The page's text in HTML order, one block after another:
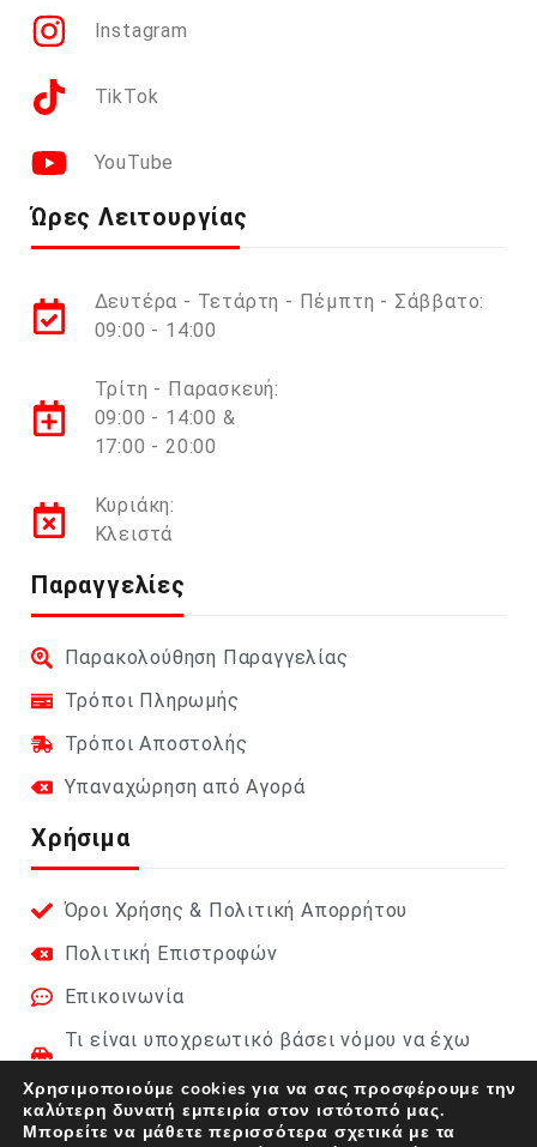
Instagram
TikTok
YouTube
Ώρες Λειτουργίας
Δευτέρα - Τετάρτη - Πέμπτη - Σάββατο:
09:00 - 14:00
Τρίτη - Παρασκευή:
09:00 - 14:00 &
17:00 - 20:00
Κυριάκη:
Κλειστά
Παραγγελίες
Παρακολούθηση Παραγγελίας
Τρόποι Πληρωμής
Τρόποι Αποστολής
Υπαναχώρηση από Αγορά
Χρήσιμα
Όροι Χρήσης & Πολιτική Απορρήτου
Πολιτική Επιστροφών
Επικοινωνία
Τι είναι υποχρεωτικό βάσει νόμου να έχω
στο αυτοκίνητο;
Φαρμακείο Αυτοκινήτου 2026 (DIN 13164):
Πλήρης οδηγός
Χρησιμοποιούμε cookies για να σας προσφέρουμε την
καλύτερη δυνατή εμπειρία στον ιστότοπό μας.
Μπορείτε να μάθετε περισσότερα σχετικά με τα